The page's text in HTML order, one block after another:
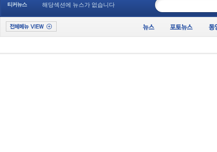
티커뉴스 해당섹션에 뉴스가 없습니다